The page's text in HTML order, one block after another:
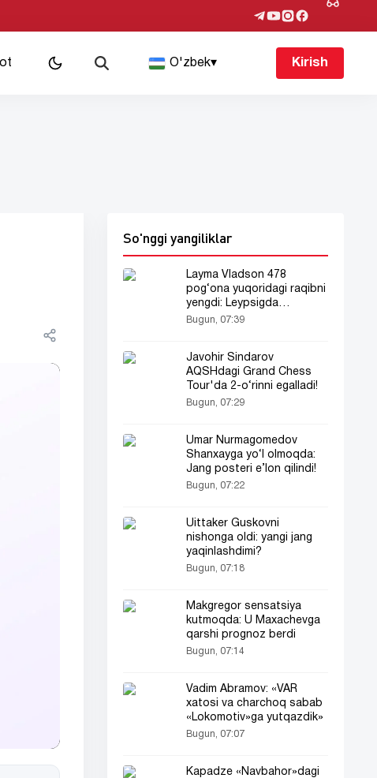
O'zbek▾ Kirish
So'nggi yangiliklar
Layma Vladson 478
pog‘ona yuqoridagi raqibni
yengdi: Leypsigda
sensatsiya!
Bugun, 07:39
Javohir Sindarov
AQSHdagi Grand Chess
Tour'da 2-o‘rinni egalladi!
Bugun, 07:29
Umar Nurmagomedov
Shanxayga yo‘l olmoqda:
Jang posteri e’lon qilindi!
Bugun, 07:22
Uittaker Guskovni
nishonga oldi: yangi jang
yaqinlashdimi?
Bugun, 07:18
Makgregor sensatsiya
kutmoqda: U Maxachevga
qarshi prognoz berdi
Bugun, 07:14
Vadim Abramov: «VAR
xatosi va charchoq sabab
«Lokomotiv»ga yutqazdik»
Bugun, 07:07
Kapadze «Navbahor»dagi